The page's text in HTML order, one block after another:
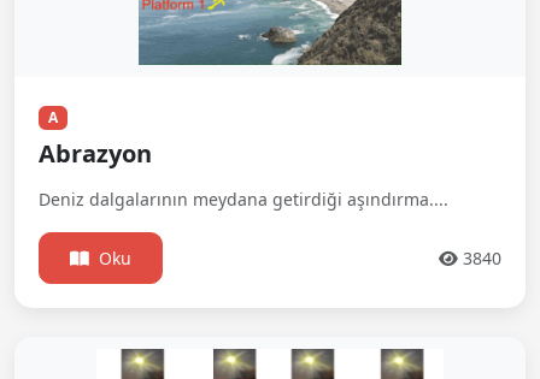
A
Abrazyon
Deniz dalgalarının meydana getirdiği aşındırma....
Oku 3840